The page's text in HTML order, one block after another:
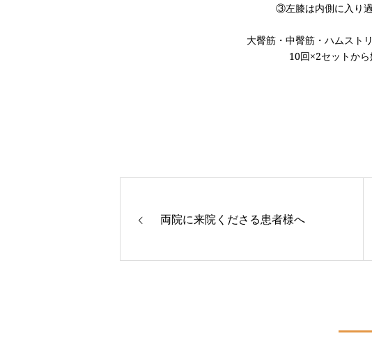
③左膝は内側に入り
大臀筋・中臀筋・ハムスト
10回×2セットから
両院に来院くださる患者様へ